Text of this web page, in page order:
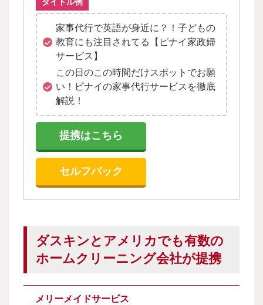
家事代行で英語が身近に？！子どもの
教育にも注目されてる【ピナイ家政婦
サービス】
この日のこの時間だけスポットでお願
い！ピナイの家事代行サービスを徹底
解説！
提携はこちら
セルフバック
ダスキンとアメリカでも有数の
ホームクリーニング会社が提携
メリーメイドサービス